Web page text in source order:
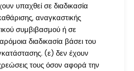
υπαχθεί σε διαδικασία
αναγκαστικής
συμβιβασμού ή σε
διαδικασία βάσει του
(ε) δεν έχουν
τους όσον αφορά την